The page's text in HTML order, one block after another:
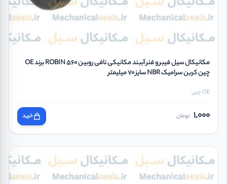
مکانیکال سیل فیبر و فنر آببند مکانیکی نافی روبین ROBIN 560 برند OE
چین کربن سرامیک NBR سایز 70 میلیمتر
OE چین
1,000 تومان خرید